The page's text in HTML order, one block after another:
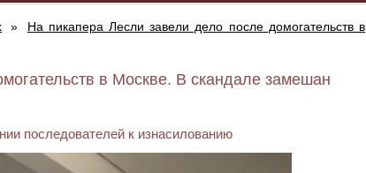
»
На пикапера Лесли завели дело после домогательств в
в Москве. В скандале замешан
последователей к изнасилованию